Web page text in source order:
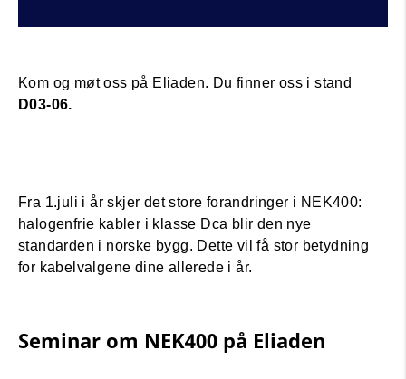
Kom og møt oss på Eliaden. Du finner oss i stand
D03-06.
Fra 1.juli i år skjer det store forandringer i NEK400:
halogenfrie kabler i klasse Dca blir den nye
standarden i norske bygg. Dette vil få stor betydning
for kabelvalgene dine allerede i år.
Seminar om NEK400 på Eliaden